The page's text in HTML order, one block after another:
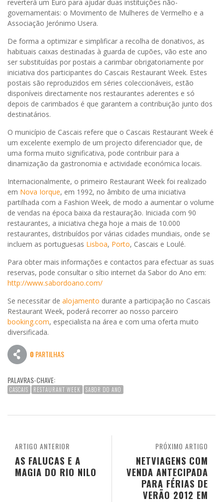
reverterá um Euro para ajudar duas instituições não-
governamentais: o Movimento de Mulheres de Vermelho e a
Associação Jerónimo Usera.
De forma a optimizar e simplificar a recolha de donativos, as
habituais caixas destinadas à guarda de cupões, vão este ano
ser substituídas por postais a carimbar obrigatoriamente por
iniciativa dos participantes do Cascais Restaurant Week. Estes
postais são reproduzidos em séries coleccionáveis, estão
disponíveis directamente nos restaurantes aderentes e só
depois de carimbados é que garantem a contribuição junto dos
destinatários.
O município de Cascais refere que o Cascais Restaurant Week é
um excelente exemplo de um projecto diferenciador que, de
uma forma muito significativa, pode contribuir para a
dinamização da gastronomia e actividade económica locais.
Internacionalmente, o primeiro Restaurant Week foi realizado
em Nova Iorque, em 1992, no âmbito de uma iniciativa
partilhada com a Fashion Week, de modo a aumentar o volume
de vendas na época baixa da restauração. Iniciada com 90
restaurantes, a iniciativa chega hoje a mais de 10.000
restaurantes, distribuídos por várias cidades mundiais, onde se
incluem as portuguesas Lisboa, Porto, Cascais e Loulé.
Para obter mais informações e contactos para efectuar as suas
reservas, pode consultar o sítio internet da Sabor do Ano em:
http://www.sabordoano.com/
Se necessitar de alojamento durante a participação no Cascais
Restaurant Week, poderá recorrer ao nosso parceiro
booking.com, especialista na área e com uma oferta muito
diversificada.
0 PARTILHAS
PALAVRAS-CHAVE:
CASCAIS RESTAURANT WEEK SABOR DO ANO
PRÓXIMO ARTIGO
NETVIAGENS COM
VENDA ANTECIPADA
PARA FÉRIAS DE
VERÃO 2012 EM
ARTIGO ANTERIOR
AS FALUCAS E A
MAGIA DO RIO NILO